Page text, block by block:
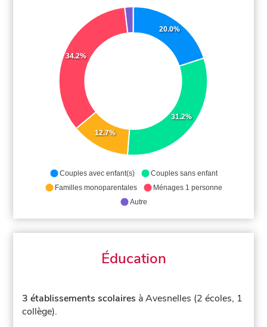
20.0%
31.2%
12.7%
34.2%
Couples avec enfant(s)
Couples sans enfant
Familles monoparentales
Ménages 1 personne
Autre
Éducation
3 établissements scolaires à Avesnelles (2 écoles, 1
collège).